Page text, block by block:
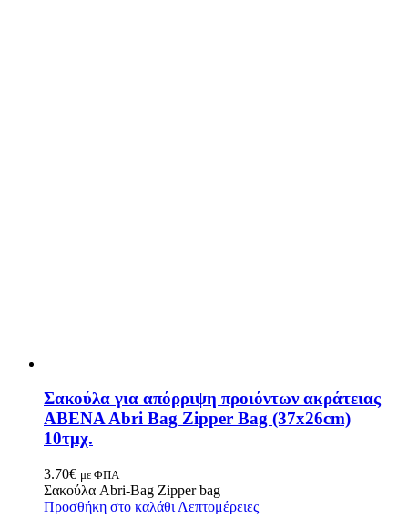
Σακούλα για απόρριψη προιόντων ακράτειας
ABENA Abri Bag Zipper Βag (37x26cm)
10τμχ.
3.70€ με ΦΠΑ
Σακούλα Abri-Bag Zipper bag
Προσθήκη στο καλάθι Λεπτομέρειες